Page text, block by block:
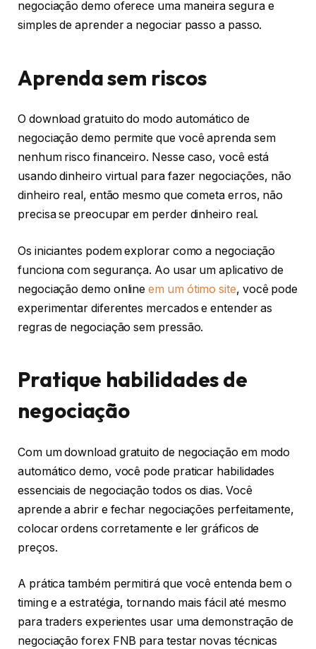
negociação demo oferece uma maneira segura e
simples de aprender a negociar passo a passo.
Aprenda sem riscos
O download gratuito do modo automático de
negociação demo permite que você aprenda sem
nenhum risco financeiro. Nesse caso, você está
usando dinheiro virtual para fazer negociações, não
dinheiro real, então mesmo que cometa erros, não
precisa se preocupar em perder dinheiro real.
Os iniciantes podem explorar como a negociação
funciona com segurança. Ao usar um aplicativo de
negociação demo onlineem um ótimo site, você pode
experimentar diferentes mercados e entender as
regras de negociação sem pressão.
Pratique habilidades de
negociação
Com um download gratuito de negociação em modo
automático demo, você pode praticar habilidades
essenciais de negociação todos os dias. Você
aprende a abrir e fechar negociações perfeitamente,
colocar ordens corretamente e ler gráficos de
preços.
A prática também permitirá que você entenda bem o
timing e a estratégia, tornando mais fácil até mesmo
para traders experientes usar uma demonstração de
negociação forex FNB para testar novas técnicas